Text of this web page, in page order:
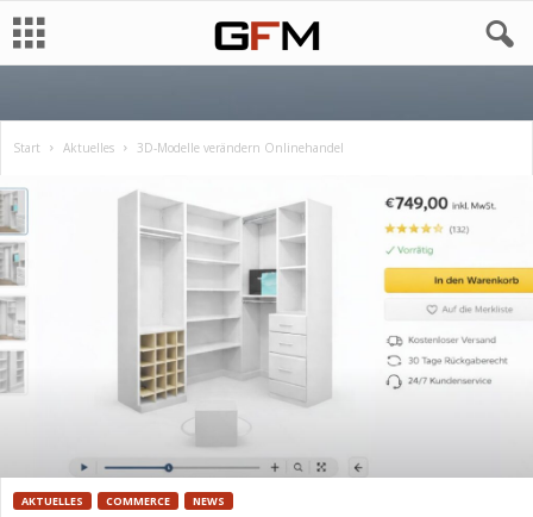
Start Aktuelles 3D-Modelle verändern Onlinehandel
AKTUELLES COMMERCE NEWS